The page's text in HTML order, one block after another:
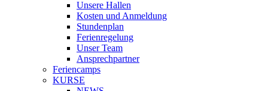
Unsere Hallen
Kosten und Anmeldung
Stundenplan
Ferienregelung
Unser Team
Ansprechpartner
Feriencamps
KURSE